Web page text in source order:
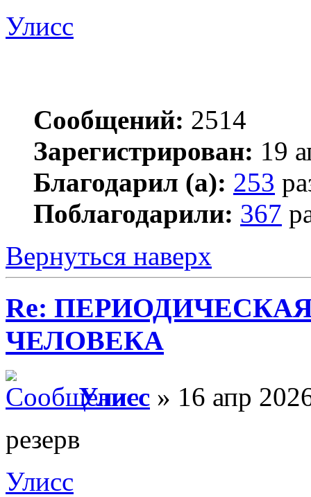
Улисс
Сообщений: 2514
Зарегистрирован: 19
Благодарил (а): 253
Поблагодарили: 367
Вернуться наверх
Re:
ЧЕЛОВЕКА
Улисс » 16 апр
резерв
Улисс